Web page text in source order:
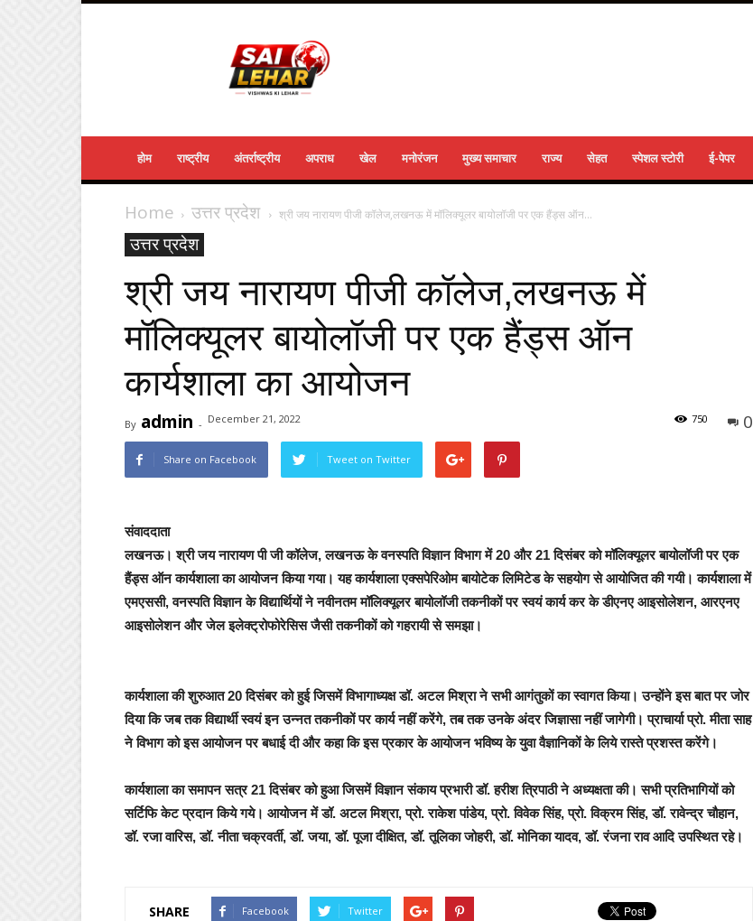
होम राष्ट्रीय अंतर्राष्ट्रीय अपराध खेल मनोरंजन मुख्य समाचार राज्य सेहत स्पेशल स्टोरी ई-पेपर
Home उत्तर प्रदेश श्री जय नारायण पीजी कॉलेज,लखनऊ में मॉलिक्यूलर बायोलॉजी पर एक हैंड्स ऑन...
उत्तर प्रदेश
श्री जय नारायण पीजी कॉलेज,लखनऊ में
मॉलिक्यूलर बायोलॉजी पर एक हैंड्स ऑन
कार्यशाला का आयोजन
By admin - December 21, 2022 0
750
Share on Facebook Tweet on Twitter
संवाददाता
लखनऊ। श्री जय नारायण पी जी कॉलेज, लखनऊ के वनस्पति विज्ञान विभाग में 20 और 21 दिसंबर को मॉलिक्यूलर बायोलॉजी पर एक
हैंड्स ऑन कार्यशाला का आयोजन किया गया। यह कार्यशाला एक्सपेरिओम बायोटेक लिमिटेड के सहयोग से आयोजित की गयी। कार्यशाला में
एमएससी, वनस्पति विज्ञान के विद्यार्थियों ने नवीनतम मॉलिक्यूलर बायोलॉजी तकनीकों पर स्वयं कार्य कर के डीएनए आइसोलेशन, आरएनए
आइसोलेशन और जेल इलेक्ट्रोफोरेसिस जैसी तकनीकों को गहरायी से समझा।
कार्यशाला की शुरुआत 20 दिसंबर को हुई जिसमें विभागाध्यक्ष डॉ. अटल मिश्रा ने सभी आगंतुकों का स्वागत किया। उन्होंने इस बात पर जोर
दिया कि जब तक विद्यार्थी स्वयं इन उन्नत तकनीकों पर कार्य नहीं करेंगे, तब तक उनके अंदर जिज्ञासा नहीं जागेगी। प्राचार्या प्रो. मीता साह
ने विभाग को इस आयोजन पर बधाई दी और कहा कि इस प्रकार के आयोजन भविष्य के युवा वैज्ञानिकों के लिये रास्ते प्रशस्त करेंगे।
कार्यशाला का समापन सत्र 21 दिसंबर को हुआ जिसमें विज्ञान संकाय प्रभारी डॉ. हरीश त्रिपाठी ने अध्यक्षता की। सभी प्रतिभागियों को
सर्टिफि केट प्रदान किये गये। आयोजन में डॉ. अटल मिश्रा, प्रो. राकेश पांडेय, प्रो. विवेक सिंह, प्रो. विक्रम सिंह, डॉ. रावेन्द्र चौहान,
डॉ. रजा वारिस, डॉ. नीता चक्रवर्ती, डॉ. जया, डॉ. पूजा दीक्षित, डॉ. तूलिका जोहरी, डॉ. मोनिका यादव, डॉ. रंजना राव आदि उपस्थित रहे।
SHARE Facebook Twitter